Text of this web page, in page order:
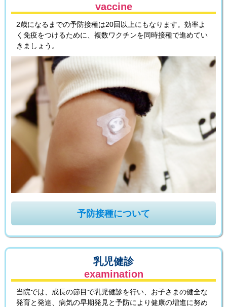
vaccine
2歳になるまでの予防接種は20回以上にもなります。効率よ
く免疫をつけるために、複数ワクチンを同時接種で進めてい
きましょう。
予防接種について
乳児健診
examination
当院では、成長の節目で乳児健診を行い、お子さまの健全な
発育と発達、病気の早期発見と予防により健康の増進に努め